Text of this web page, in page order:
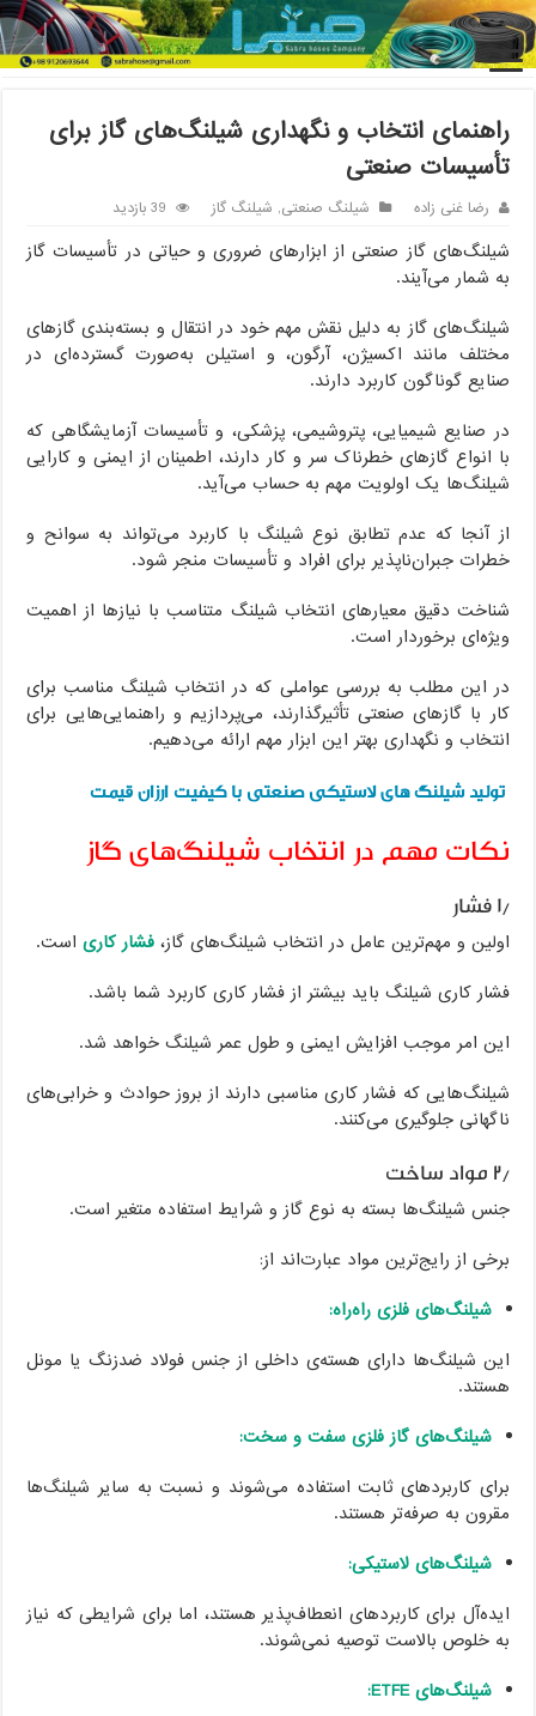
خانه / شیلنگ صنعتی / راهنمای انتخاب و نگهداری شیلنگ‌های گاز برای
تأسیسات صنعتی
راهنمای انتخاب و نگهداری شیلنگ‌های گاز برای
تأسیسات صنعتی
رضا غنی زاده شیلنگ صنعتی, شیلنگ گاز 39 بازدید
شیلنگ‌های گاز صنعتی از ابزارهای ضروری و حیاتی در تأسیسات گاز
به شمار می‌آیند.
شیلنگ‌های گاز به دلیل نقش مهم خود در انتقال و بسته‌بندی گازهای
مختلف مانند اکسیژن، آرگون، و استیلن به‌صورت گسترده‌ای در
صنایع گوناگون کاربرد دارند.
در صنایع شیمیایی، پتروشیمی، پزشکی، و تأسیسات آزمایشگاهی که
با انواع گازهای خطرناک سر و کار دارند، اطمینان از ایمنی و کارایی
شیلنگ‌ها یک اولویت مهم به حساب می‌آید.
از آنجا که عدم تطابق نوع شیلنگ با کاربرد می‌تواند به سوانح و
خطرات جبران‌ناپذیر برای افراد و تأسیسات منجر شود.
شناخت دقیق معیارهای انتخاب شیلنگ متناسب با نیازها از اهمیت
ویژه‌ای برخوردار است.
در این مطلب به بررسی عواملی که در انتخاب شیلنگ مناسب برای
کار با گازهای صنعتی تأثیرگذارند، می‌پردازیم و راهنمایی‌هایی برای
انتخاب و نگهداری بهتر این ابزار مهم ارائه می‌دهیم.
تولید شیلنگ های لاستیکی صنعتی با کیفیت ارزان قیمت
نکات مهم در انتخاب شیلنگ‌های گاز
۱٫ فشار
اولین و مهم‌ترین عامل در انتخاب شیلنگ‌های گاز،فشار کاری است.
فشار کاری شیلنگ باید بیشتر از فشار کاری کاربرد شما باشد.
این امر موجب افزایش ایمنی و طول عمر شیلنگ خواهد شد.
شیلنگ‌هایی که فشار کاری مناسبی دارند از بروز حوادث و خرابی‌های
ناگهانی جلوگیری می‌کنند.
۲٫ مواد ساخت
جنس شیلنگ‌ها بسته به نوع گاز و شرایط استفاده متغیر است.
برخی از رایج‌ترین مواد عبارت‌اند از:
شیلنگ‌های فلزی راه‌راه:
این شیلنگ‌ها دارای هسته‌ی داخلی از جنس فولاد ضدزنگ یا مونل
هستند.
شیلنگ‌های گاز فلزی سفت و سخت:
برای کاربردهای ثابت استفاده می‌شوند و نسبت به سایر شیلنگ‌ها
مقرون به صرفه‌تر هستند.
شیلنگ‌های لاستیکی:
ایده‌آل برای کاربردهای انعطاف‌پذیر هستند، اما برای شرایطی که نیاز
به خلوص بالاست توصیه نمی‌شوند.
شیلنگ‌های ETFE: